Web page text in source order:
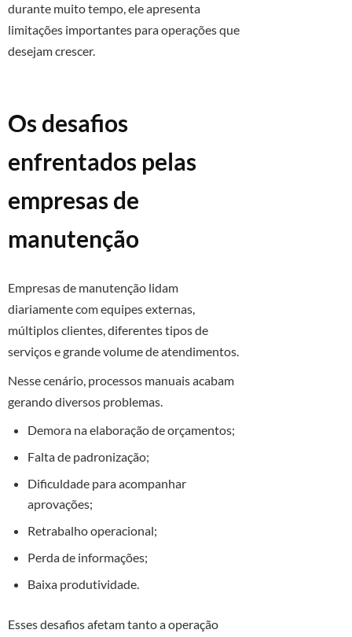
durante muito tempo, ele apresenta
limitações importantes para operações que
desejam crescer.
Os desafios
enfrentados pelas
empresas de
manutenção
Empresas de manutenção lidam
diariamente com equipes externas,
múltiplos clientes, diferentes tipos de
serviços e grande volume de atendimentos.
Nesse cenário, processos manuais acabam
gerando diversos problemas.
Demora na elaboração de orçamentos;
Falta de padronização;
Dificuldade para acompanhar
aprovações;
Retrabalho operacional;
Perda de informações;
Baixa produtividade.
Esses desafios afetam tanto a operação